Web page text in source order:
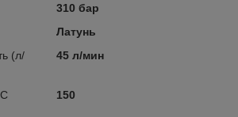
310 бар
Латунь
(л/
45 л/мин
150